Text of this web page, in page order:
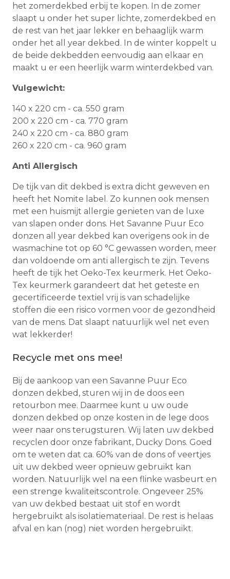
het zomerdekbed erbij te kopen. In de zomer
slaapt u onder het super lichte, zomerdekbed en
de rest van het jaar lekker en behaaglijk warm
onder het all year dekbed. In de winter koppelt u
de beide dekbedden eenvoudig aan elkaar en
maakt u er een heerlijk warm winterdekbed van.
Vulgewicht:
140 x 220 cm - ca. 550 gram
200 x 220 cm - ca. 770 gram
240 x 220 cm - ca. 880 gram
260 x 220 cm - ca. 960 gram
Anti Allergisch
De tijk van dit dekbed is extra dicht geweven en
heeft het Nomite label. Zo kunnen ook mensen
met een huismijt allergie genieten van de luxe
van slapen onder dons. Het Savanne Puur Eco
donzen all year dekbed kan overigens ook in de
wasmachine tot op 60 °C gewassen worden, meer
dan voldoende om anti allergisch te zijn. Tevens
heeft de tijk het Oeko-Tex keurmerk. Het Oeko-
Tex keurmerk garandeert dat het geteste en
gecertificeerde textiel vrij is van schadelijke
stoffen die een risico vormen voor de gezondheid
van de mens. Dat slaapt natuurlijk wel net even
wat lekkerder!
Recycle met ons mee!
Bij de aankoop van een Savanne Puur Eco
donzen dekbed, sturen wij in de doos een
retourbon mee. Daarmee kunt u uw oude
donzen dekbed op onze kosten in de lege doos
weer naar ons terugsturen. Wij laten uw dekbed
recyclen door onze fabrikant, Ducky Dons. Goed
om te weten dat ca. 60% van de dons of veertjes
uit uw dekbed weer opnieuw gebruikt kan
worden. Natuurlijk wel na een flinke wasbeurt en
een strenge kwaliteitscontrole. Ongeveer 25%
van uw dekbed bestaat uit stof en wordt
hergebruikt als isolatiemateriaal. De rest is helaas
afval en kan (nog) niet worden hergebruikt.